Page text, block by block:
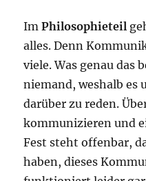
ImPhilosophieteil
alles. Denn
viele. Was genau das
niemand, weshalb es
darüber zu reden.
kommunizieren und
Fest steht offenbar,
haben, dieses